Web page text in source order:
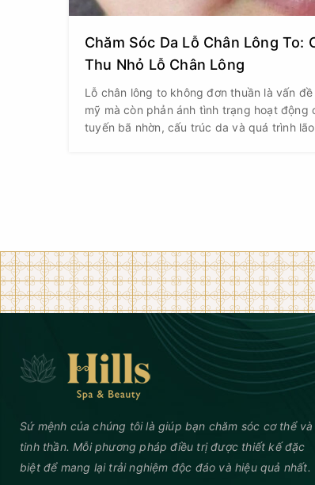
Chăm Sóc Da Lỗ Chân Lông To:
Thu Nhỏ Lỗ Chân Lông
Lỗ chân lông to không đơn thuần là vấn đề
mỹ mà còn phản ánh tình trạng hoạt động
tuyến bã nhờn, cấu trúc da và quá trình lão
Sứ mệnh của chúng tôi là giúp bạn chăm sóc cơ thể và
tinh thần. Mỗi phương pháp điều trị được thiết kế đặc
biệt để mang lại trải nghiệm độc đáo và hiệu quả nhất.